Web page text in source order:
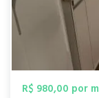
R$ 980,00 por